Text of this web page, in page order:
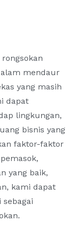
mendaur
yang masih
dapat
lingkungan,
bisnis yang
faktor-faktor
yang baik,
kami dapat